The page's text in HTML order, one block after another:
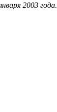
2003 года.